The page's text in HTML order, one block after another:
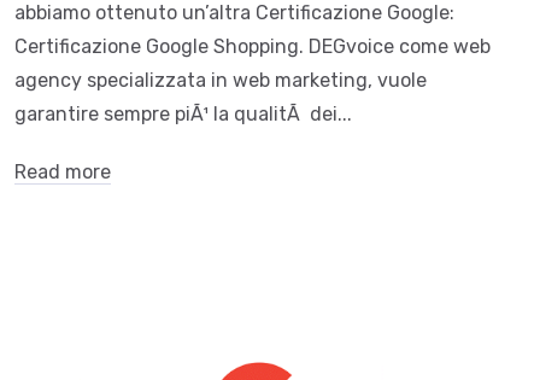
abbiamo ottenuto un’altra Certificazione Google:
Certificazione Google Shopping. DEGvoice come web
agency specializzata in web marketing, vuole
garantire sempre piÃ¹ la qualitÃ dei...
Read more